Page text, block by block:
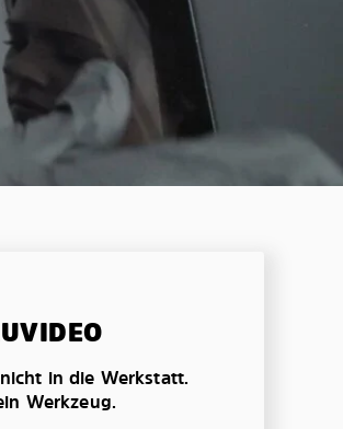
in die Werkstatt.
Werkzeug.